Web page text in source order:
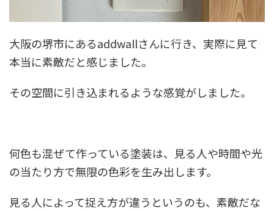
大阪の堺市にあるaddwallさんに行き、実際に見て
本当に素敵だと感じました。
その空間に引き込まれるような感覚がしました。
何色も混ぜて作っている塗装は、見る人や時間や光
の当たり方で無限の色彩を生み出します。
見る人によって捉え方が違うというのも、素敵だな